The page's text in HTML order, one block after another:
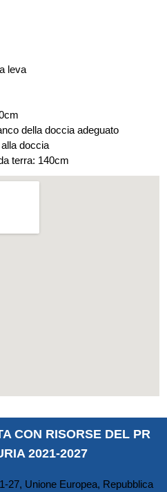
leva
della doccia adeguato
doccia
terra: 140cm
CON RISORSE DEL PR
2021-2027